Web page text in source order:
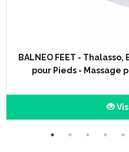
BALNEO FEET -
pour Pieds - Massage